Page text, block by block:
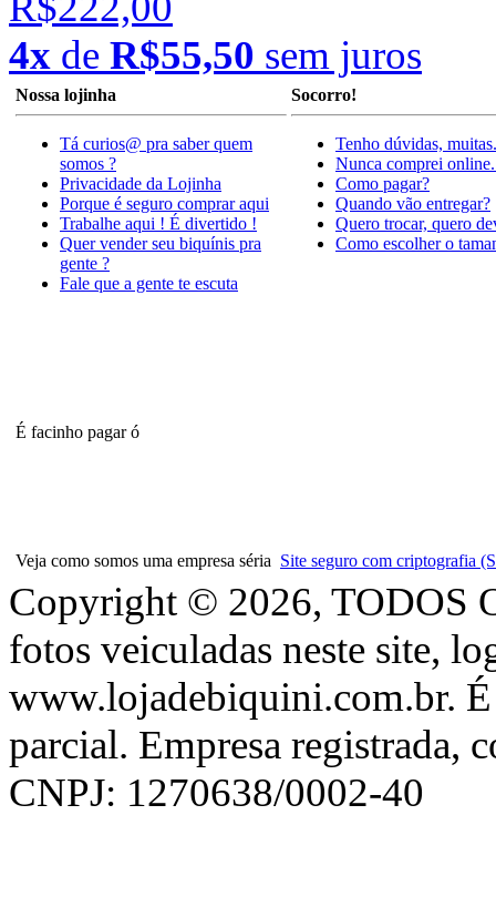
4x de R$55,50 sem juros
Nossa lojinha
Tá curios@ pra saber quem
somos ?
Privacidade da Lojinha
Porque é seguro comprar aqui
Trabalhe aqui ! É divertido !
Quer vender seu biquínis pra
gente ?
Fale que a gente te escuta
Socorro!
Tenho dúvidas, muitas.
Nunca comprei online.
Como pagar?
Quando vão entregar?
Quero trocar, quero
Como escolher o
É facinho pagar ó
Veja como somos uma empresa séria Site seguro com criptografia
Copyright © 2026, TODOS
fotos veiculadas neste site,
www.lojadebiquini.com.br. É
parcial. Empresa registrada,
CNPJ: 1270638/0002-40